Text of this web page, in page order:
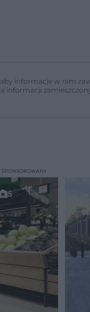
informacje w nim
informacji
5
SPONSOROWANY